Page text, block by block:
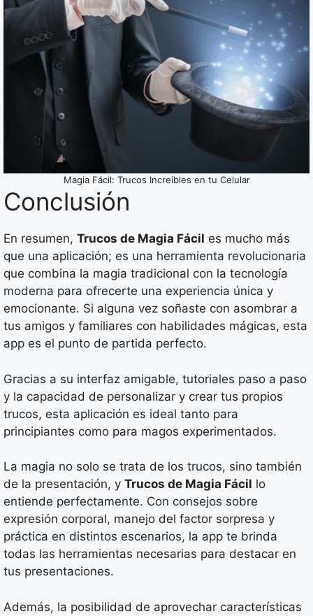
Magia Fácil: Trucos Increíbles en tu Celular
Conclusión
En resumen, Trucos de Magia Fácil es mucho más
que una aplicación; es una herramienta revolucionaria
que combina la magia tradicional con la tecnología
moderna para ofrecerte una experiencia única y
emocionante. Si alguna vez soñaste con asombrar a
tus amigos y familiares con habilidades mágicas, esta
app es el punto de partida perfecto.
Gracias a su interfaz amigable, tutoriales paso a paso
y la capacidad de personalizar y crear tus propios
trucos, esta aplicación es ideal tanto para
principiantes como para magos experimentados.
La magia no solo se trata de los trucos, sino también
de la presentación, y Trucos de Magia Fácil lo
entiende perfectamente. Con consejos sobre
expresión corporal, manejo del factor sorpresa y
práctica en distintos escenarios, la app te brinda
todas las herramientas necesarias para destacar en
tus presentaciones.
Además, la posibilidad de aprovechar características